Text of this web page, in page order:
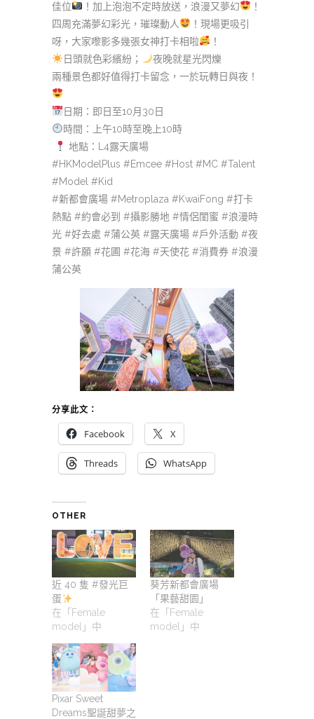
佳位
！加上泡泡不定時放送，浪漫又夢幻
！
四周充滿夢幻彩光，璀璨動人
！現場更吸引
呀，大家嚟影多幾張女神打卡相啦
！
日頭就色彩繽紛；
夜晚就星光閃爍
兩種景色都好值得打卡留念，一於玩轉日與夜！
日期：即日至10月30日
時間：上午10時至晚上10時
地點：L4露天廣場
#HKModelPlus #Emcee #Host #MC #Talent
#Model #Kid
#新都會廣場 #Metroplaza #KwaiFong #打卡
熱點 #約會必到 #攝影勝地 #情侶閨蜜 #浪漫時
光 #好去處 #蒲公英 #露天廣場 #戶外活動 #夜
景 #許願 #花圃 #花海 #天使花 #消費券 #浪漫
蒲公英
分享此文：
Facebook X
Threads WhatsApp
OTHER
近 40 隻 #發光巨
蛋
在「Female
model」中
葵芳新都會廣場
「果藝甜園」
在「Female
model」中
Pixar Sweet
Dreams聖誕甜夢之